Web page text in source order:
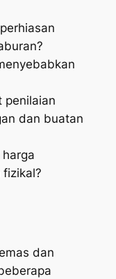
penilaian
dan buatan
dan